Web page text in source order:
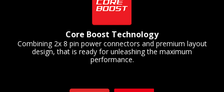
Core Boost Technology
Combining 2x 8 pin power connectors and premium layout
design, that is ready for unleashing the maximum
performance.